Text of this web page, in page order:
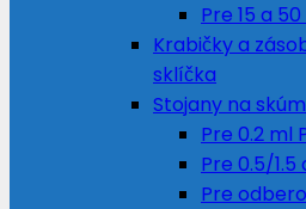
Pre 15 a
Krabičky a
sklíčka
Stojany na
Pre 0.2 ml
Pre 0.5/
Pre